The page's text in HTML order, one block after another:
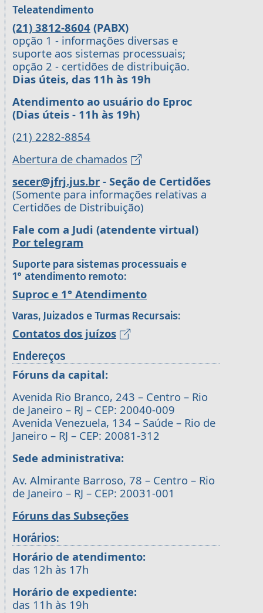
Teleatendimento
(21) 3812-8604 (PABX)
opção 1 - informações diversas e
suporte aos sistemas processuais;
opção 2 - certidões de distribuição.
Dias úteis, das 11h às 19h
Atendimento ao usuário do Eproc
(Dias úteis - 11h às 19h)
(21) 2282-8854
Abertura de chamados
secer@jfrj.jus.br - Seção de Certidões
(Somente para informações relativas a
Certidões de Distribuição)
Fale com a Judi (atendente virtual)
Por telegram
Suporte para sistemas processuais e
1° atendimento remoto:
Suproc e 1° Atendimento
Varas, Juizados e Turmas Recursais:
Contatos dos juízos
Endereços
Fóruns da capital:
Avenida Rio Branco, 243 – Centro – Rio
de Janeiro – RJ – CEP: 20040-009
Avenida Venezuela, 134 – Saúde – Rio de
Janeiro – RJ – CEP: 20081-312
Sede administrativa:
Av. Almirante Barroso, 78 – Centro – Rio
de Janeiro – RJ – CEP: 20031-001
Fóruns das Subseções
Horários:
Horário de atendimento:
das 12h às 17h
Horário de expediente:
das 11h às 19h